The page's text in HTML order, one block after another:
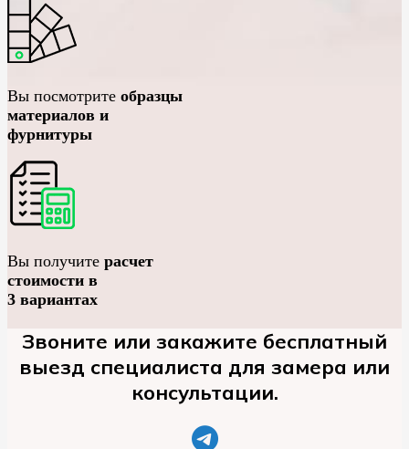
Вы посмотрите образцы
материалов и
фурнитуры
Вы получите расчет
стоимости в
3 вариантах
Звоните или закажите бесплатный
выезд специалиста для замера или
консультации.